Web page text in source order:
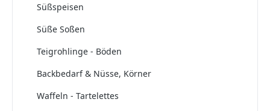
Süßspeisen
Süße Soßen
Teigrohlinge - Böden
Backbedarf & Nüsse, Körner
Waffeln - Tartelettes